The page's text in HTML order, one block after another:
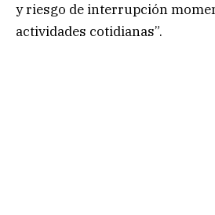
y riesgo de interrupción
actividades cotidianas”.